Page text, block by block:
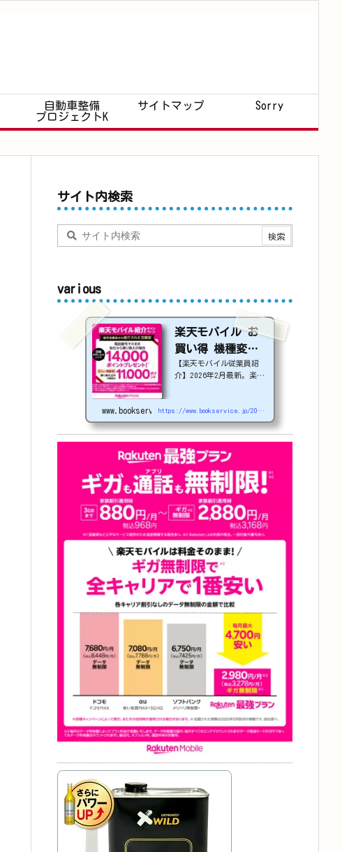
自動車整備
プロジェクトK
サイトマップ Sorry
サイト内検索
various
楽天モバイル お
買い得 機種変更
or 社員紹介 2026
年4月更新
【楽天モバイル従業員紹
介】2026年2月最新。楽天
円割引になる、nubia S2
Rなどのお得な対象機種を
紹介します。
22000
円引き機種、続々登場！
OPPO A5 5G
追加（2026/3）
nubia S2R (ZTE)
1円
Samsung
Galaxy A25 5G
円
OPPO A3 5G
arrow
s We2
1円
arrows We2 Plus
円
値下げ（2026/3/
AQUOS sense9
3,900円
Phone (3a)
128GB
24,900～(値下
げ)
※iphoneは楽天モバ
イルサイトからご...
www.bookservice.jp https://www.bookservice.jp/2025/07/06/post-48181